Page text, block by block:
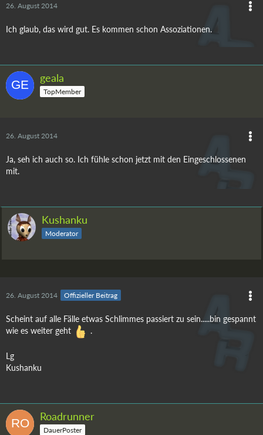
26. August 2014
Ich glaub, das wird gut. Es kommen schon Assoziationen.
geala
TopMember
26. August 2014
Ja, seh ich auch so. Ich fühle schon jetzt mit den Eingeschlossenen
mit.
Kushanku
Moderator
26. August 2014 Offizieller Beitrag
Scheint auf alle Fälle etwas Schlimmes passiert zu sein.....bin gespannt
wie es weiter geht
.
Lg
Kushanku
Roadrunner
DauerPoster